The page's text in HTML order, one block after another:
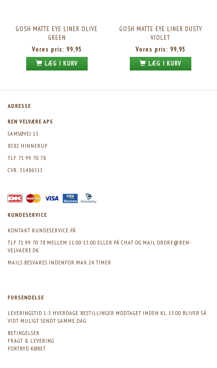
GOSH MATTE EYE LINER OLIVE
GREEN
Vores pris: 99,95
LÆG I KURV
GOSH MATTE EYE LINER DUSTY
VIOLET
Vores pris: 99,95
LÆG I KURV
ADRESSE
REN VELVÆRE APS
SAMSØVEJ 13
8382 HINNERUP
TLF. 71 99 70 78
CVR: 31486513
KUNDESERVICE
KONTAKT KUNDESERVICE PÅ
TLF 71 99 70 78 MELLEM 11.00-13.00 ELLER PÅ CHAT OG MAIL ORDRE@REN-
VELVAERE.DK
MAILS BESVARES INDENFOR MAX 24 TIMER
FORSENDELSE
LEVERINGSTID 1-3 HVERDAGE. BESTILLINGER MODTAGET INDEN KL. 15.00 BLIVER SÅ
VIDT MULIGT SENDT SAMME DAG
BETINGELSER
FRAGT & LEVERING
FORTRYD KØBET